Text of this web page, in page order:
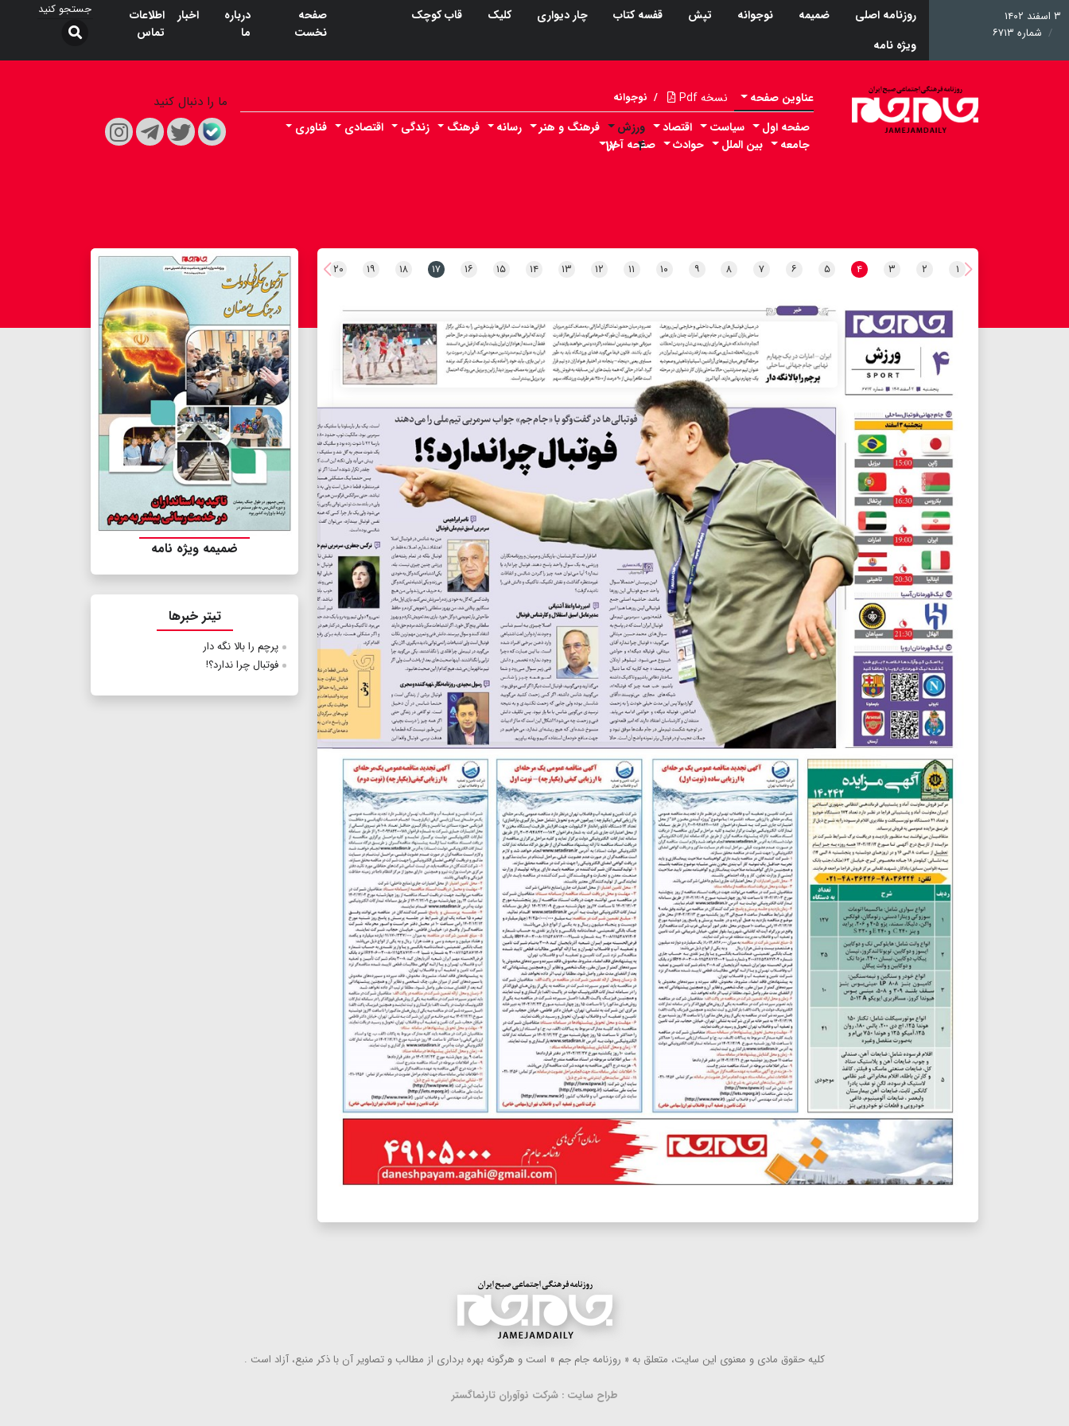
۳ اسفند ۱۴۰۲
شماره ۶۷۱۳
روزنامه اصلی ضمیمه نوجوانه تپش قفسه کتاب چار دیواری کلیک
قاب کوچک
ویژه نامه
صفحه
نخست
درباره
ما
اخبار
اطلاعات
تماس
عناوین صفحه نسخه Pdf / نوجوانه
صفحه اول سیاست اقتصاد ورزش
۴ ۱۷
فرهنگ و هنر رسانه فرهنگ زندگی اقتصادی
فناوری
جامعه
بین الملل حوادث صفحه آخر
ما را دنبال کنید
۱ ۲ ۳ ۴ ۵ ۶ ۷ ۸ ۹ ۱۰ ۱۱ ۱۲ ۱۳ ۱۴ ۱۵ ۱۶ ۱۷ ۱۸ ۱۹ ۲۰
ضمیمه ویژه نامه
تیتر خبرها
پرچم را بالا نگه دار
فوتبال چرا ندارد؟!
كلیه حقوق مادی و معنوی این سایت، متعلق به « روزنامه جام جم » است و هرگونه بهره ‌برداری از مطالب و تصاویر آن با ذكر منبع، آزاد است .
طراح سایت : شرکت نوآوران تارنماگستر